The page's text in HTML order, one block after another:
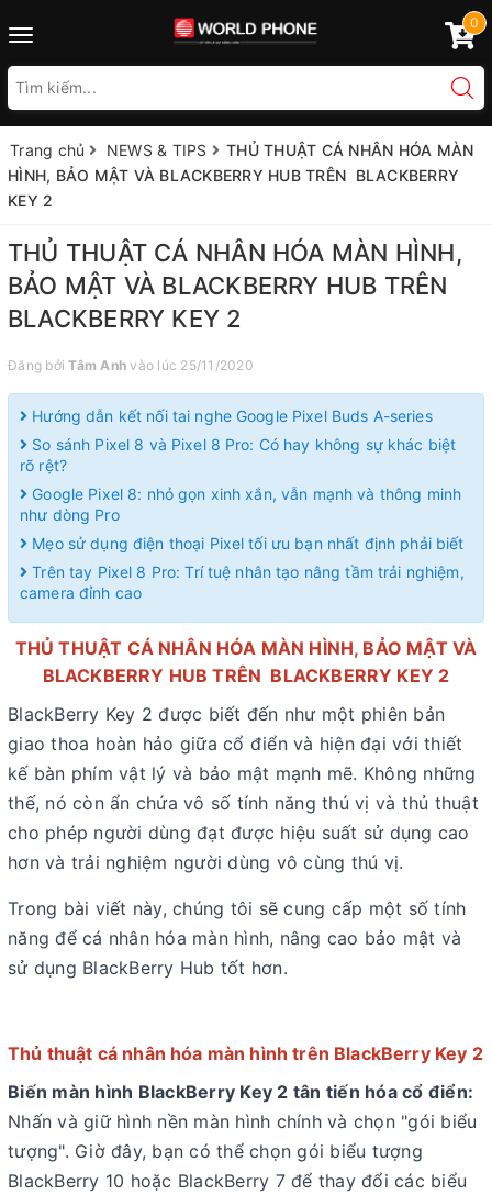
Toggle
0
Trang chủ NEWS & TIPS
THỦ THUẬT CÁ NHÂN HÓA MÀN
HÌNH, BẢO MẬT VÀ BLACKBERRY HUB TRÊN BLACKBERRY
KEY 2
THỦ THUẬT CÁ NHÂN HÓA MÀN HÌNH,
BẢO MẬT VÀ BLACKBERRY HUB TRÊN
BLACKBERRY KEY 2
Đăng bởiTâm Anh vào lúc 25/11/2020
Hướng dẫn kết nối tai nghe Google Pixel Buds A-series
So sánh Pixel 8 và Pixel 8 Pro: Có hay không sự khác biệt
rõ rệt?
Google Pixel 8: nhỏ gọn xinh xắn, vẫn mạnh và thông minh
như dòng Pro
Mẹo sử dụng điện thoại Pixel tối ưu bạn nhất định phải biết
Trên tay Pixel 8 Pro: Trí tuệ nhân tạo nâng tầm trải nghiệm,
camera đỉnh cao
THỦ THUẬT CÁ NHÂN HÓA MÀN HÌNH, BẢO MẬT VÀ
BLACKBERRY HUB TRÊN BLACKBERRY KEY 2
BlackBerry Key 2 được biết đến như một phiên bản
giao thoa hoàn hảo giữa cổ điển và hiện đại với thiết
kế bàn phím vật lý và bảo mật mạnh mẽ. Không những
thế, nó còn ẩn chứa vô số tính năng thú vị và thủ thuật
cho phép người dùng đạt được hiệu suất sử dụng cao
hơn và trải nghiệm người dùng vô cùng thú vị.
Trong bài viết này, chúng tôi sẽ cung cấp một số tính
năng để cá nhân hóa màn hình, nâng cao bảo mật và
sử dụng BlackBerry Hub tốt hơn.
Thủ thuật cá nhân hóa màn hình trên BlackBerry Key 2
Biến màn hình BlackBerry Key 2 tân tiến hóa cổ điển:
Nhấn và giữ hình nền màn hình chính và chọn "gói biểu
tượng". Giờ đây, bạn có thể chọn gói biểu tượng
BlackBerry 10 hoặc BlackBerry 7 để thay đổi các biểu